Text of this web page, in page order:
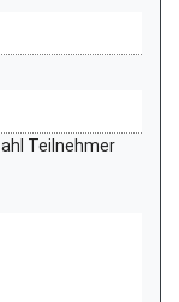
Teilnehmer